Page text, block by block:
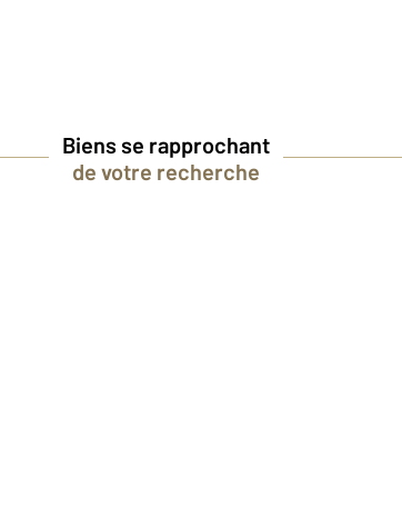
Biens se rapprochant
de votre recherche